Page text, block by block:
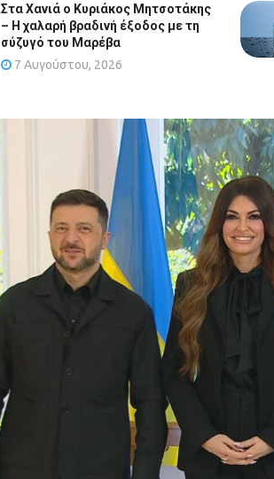
Στα Χανιά ο Κυριάκος Μητσοτάκης
– Η χαλαρή βραδινή έξοδος με τη
σύζυγό του Μαρέβα
7 Αυγούστου, 2026